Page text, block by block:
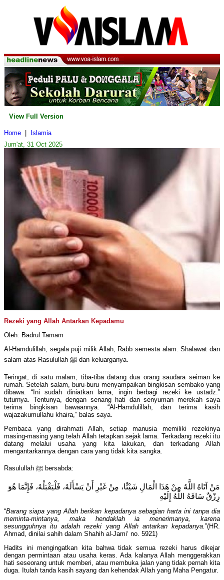
View Full Version
Home
Islamia
Jum'at, 31 Oct 2025
Rezeki yang Allah Antarkan Kepadamu
Oleh: Badrul Tamam
Al-Hamdulillah, segala puji milik Allah, Rabb semesta alam. Shalawat dan
salam atas Rasulullah ﷺ dan keluarganya.
Teringat, di satu malam, tiba-tiba datang dua orang saudara seiman ke
rumah. Setelah salam, buru-buru menyampaikan bingkisan sembako yang
dibawa. “Ini sudah diniatkan lama, ingin berbagi rezeki ke ustadz.”
tuturnya. Tentunya, dengan senang hati dan senyuman merekah saya
terima bingkisan bawaannya. “Al-Hamdulillah, dan terima kasih
wajazakumullahu khaira,” balas saya.
Pembaca yang dirahmati Allah, setiap manusia memiliki rezekinya
masing-masing yang telah Allah tetapkan sejak lama. Terkadang rezeki itu
datang melalui usaha yang kita lakukan, dan terkadang Allah
mengantarkannya dengan cara yang tidak kita sangka.
Rasulullah ﷺ bersabda:
مَنْ آتَاهُ اللَّهُ مِنْ هَذَا الْمَالِ شَيْئًا، مِنْ غَيْرِ أَنْ يَسْأَلَهُ، فَلْيَقْبَلْهُ، فَإِنَّمَا هُوَ
رِزْقٌ سَاقَهُ اللَّهُ إِلَيْهِ
“Barang siapa yang Allah berikan kepadanya sebagian harta ini tanpa dia
meminta-mintanya, maka hendaklah ia menerimanya, karena
sesungguhnya itu adalah rezeki yang Allah antarkan kepadanya.”(HR.
Ahmad, dinilai sahih dalam Shahih al-Jami‘ no. 5921)
Hadits ini mengingatkan kita bahwa tidak semua rezeki harus dikejar
dengan permintaan atau usaha keras. Ada kalanya Allah menggerakkan
hati seseorang untuk memberi, atau membuka jalan yang tidak pernah kita
duga. Itulah tanda kasih sayang dan kehendak Allah yang Maha Pengatur.